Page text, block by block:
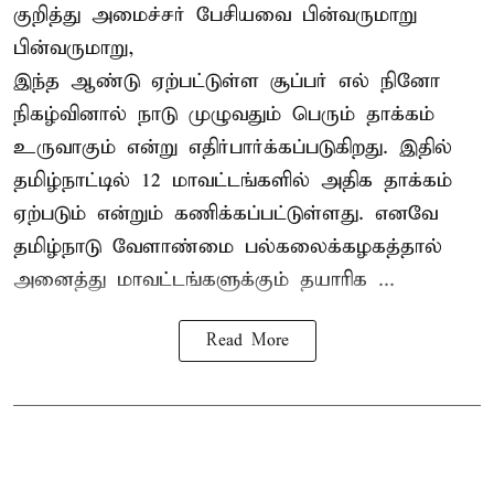
குறித்து அமைச்சர் பேசியவை பின்வருமாறு
பின்வருமாறு,
இந்த ஆண்டு ஏற்பட்டுள்ள சூப்பர் எல் நினோ
நிகழ்வினால் நாடு முழுவதும் பெரும் தாக்கம்
உருவாகும் என்று எதிர்பார்க்கப்படுகிறது. இதில்
தமிழ்நாட்டில் 12 மாவட்டங்களில் அதிக தாக்கம்
ஏற்படும் என்றும் கணிக்கப்பட்டுள்ளது. எனவே
தமிழ்நாடு வேளாண்மை பல்கலைக்கழகத்தால்
அனைத்து மாவட்டங்களுக்கும் தயாரிக ...
Read More